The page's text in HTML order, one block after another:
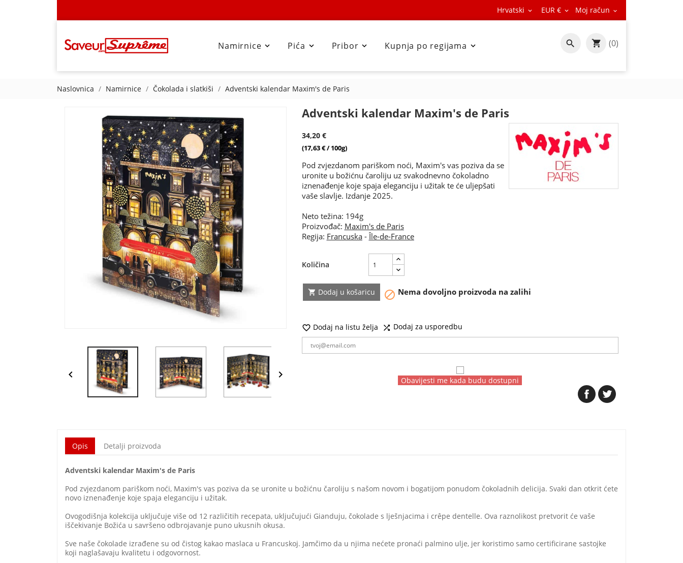
Hrvatski  EUR €  Moj račun 

Namirnice 
Pića 
Pribor 
Kupnja po regijama  (0)
Naslovnica Namirnice Čokolada i slatkiši Adventski kalendar Maxim's de Paris
 
Adventski kalendar Maxim's de Paris
34,20 €
(17,63 € / 100g)
Pod zvjezdanom pariškom noći, Maxim's vas poziva da se
uronite u božićnu čaroliju uz svakodnevno čokoladno
iznenađenje koje spaja eleganciju i užitak te će uljepšati
vaše slavlje. Izdanje 2025.
Neto težina: 194g
Proizvođač: Maxim's de Paris
Regija: Francuska-Île-de-France
Količina
 Dodaj u košaricu  Nema dovoljno proizvoda na zalihi
 Dodaj na listu želja  Dodaj za usporedbu
Obavijesti me kada budu dostupni
Opis Detalji proizvoda
Adventski kalendar Maxim's de Paris
Pod zvjezdanom pariškom noći, Maxim's vas poziva da se uronite u božićnu čaroliju s našom novom i bogatijom ponudom čokoladnih delicija. Svaki dan otkrit ćete
novo iznenađenje koje spaja eleganciju i užitak.
Ovogodišnja kolekcija uključuje više od 12 različitih recepata, uključujući Gianduju, čokolade s lješnjacima i crêpe dentelle. Ova raznolikost pretvorit će vaše
iščekivanje Božića u savršeno odbrojavanje puno ukusnih okusa.
Sve naše čokolade izrađene su od čistog kakao maslaca u Francuskoj. Jamčimo da u njima nećete pronaći palmino ulje, jer koristimo samo certificirane sastojke
koji naglašavaju kvalitetu i odgovornost.